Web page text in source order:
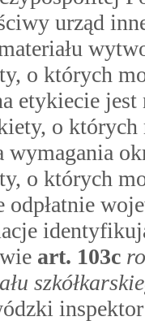
urząd
o których
etykiecie
o których
wymagania
o których
odpłatnie
art. 103c